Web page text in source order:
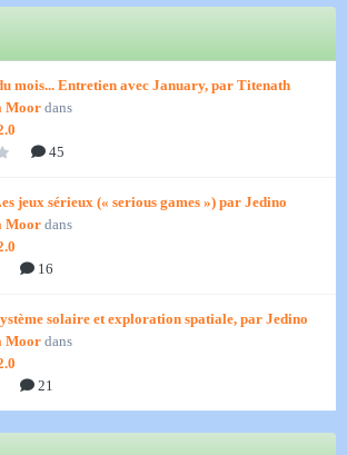
mois... Entretien avec January, par Titenath
Moordans
45
jeux sérieux (« serious games ») par Jedino
Moordans
16
solaire et exploration spatiale, par Jedino
Moordans
21